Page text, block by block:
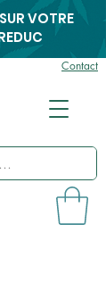
Contact
VOTRE